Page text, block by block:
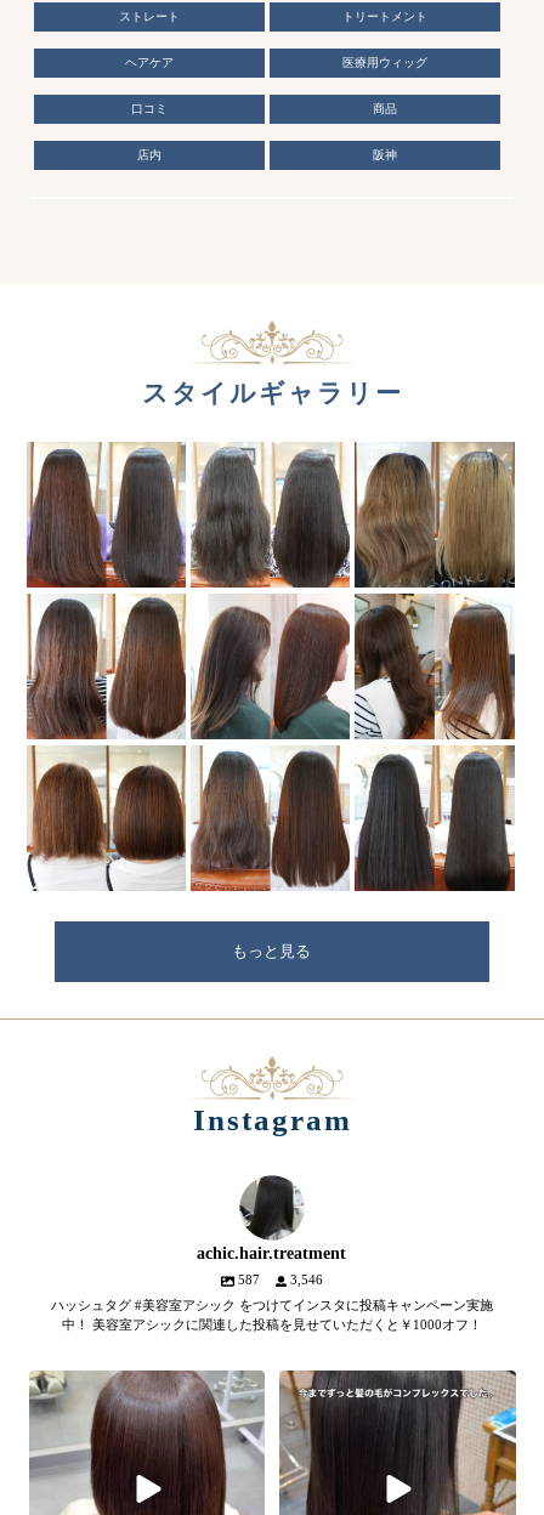
ストレート トリートメント
ヘアケア 医療用ウィッグ
口コミ 商品
店内 阪神
スタイルギャラリー
もっと見る
Instagram
achic.hair.treatment
587
3,546
ハッシュタグ #美容室アシック をつけてインスタに投稿キャンペーン実施
中！ 美容室アシックに関連した投稿を見せていただくと￥1000オフ！
【髪質改善メテオトリートメン
髪のツヤ、諦めていません